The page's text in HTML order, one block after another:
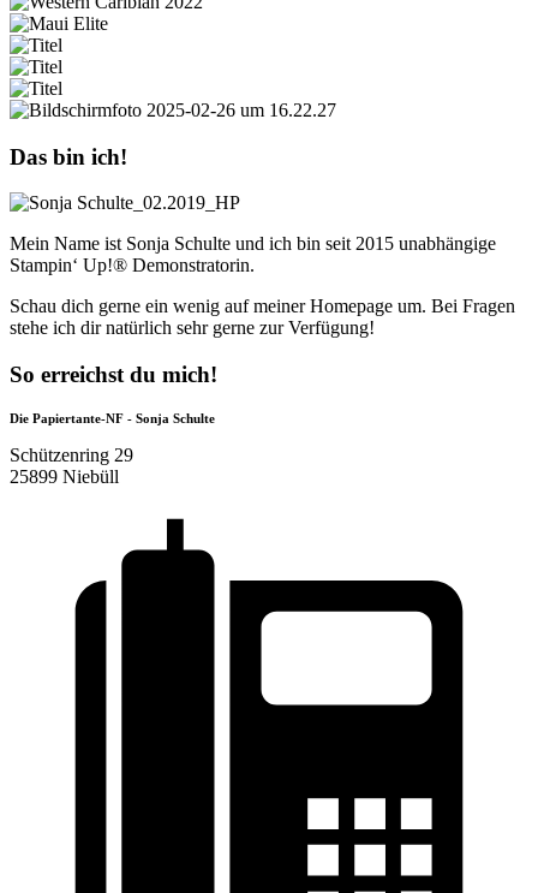
Das bin ich!
Mein Name ist Sonja Schulte und ich bin seit 2015 unabhängige
Stampin‘ Up!® Demonstratorin.
Schau dich gerne ein wenig auf meiner Homepage um. Bei Fragen
stehe ich dir natürlich sehr gerne zur Verfügung!
So erreichst du mich!
Die Papiertante-NF - Sonja Schulte
Schützenring 29
25899 Niebüll